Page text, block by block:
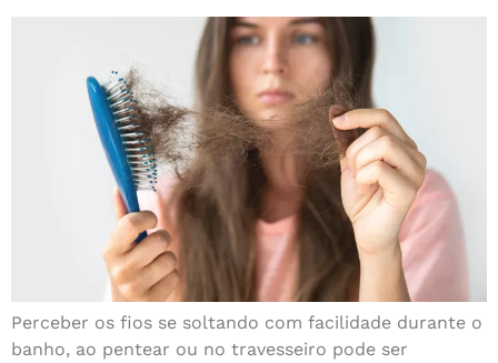
Perceber os fios se soltando com facilidade durante o
banho, ao pentear ou no travesseiro pode ser